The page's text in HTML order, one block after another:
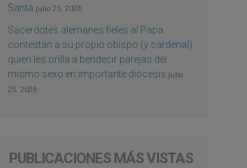
Santa julio 25, 2026
Sacerdotes alemanes fieles al Papa
contestan a su propio obispo (y cardenal)
quien les orilla a bendecir parejas del
mismo sexo en importante diócesis julio
25, 2026
PUBLICACIONES MÁS VISTAS